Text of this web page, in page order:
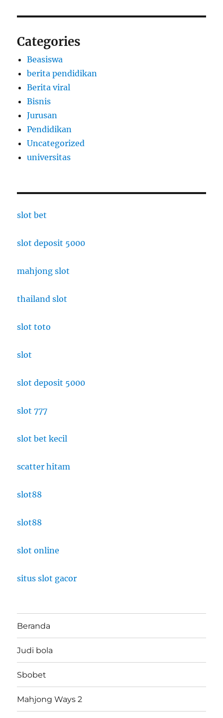
Categories
Beasiswa
berita pendidikan
Berita viral
Bisnis
Jurusan
Pendidikan
Uncategorized
universitas
slot bet
slot deposit 5000
mahjong slot
thailand slot
slot toto
slot
slot deposit 5000
slot 777
slot bet kecil
scatter hitam
slot88
slot88
slot online
situs slot gacor
Beranda
Judi bola
Sbobet
Mahjong Ways 2